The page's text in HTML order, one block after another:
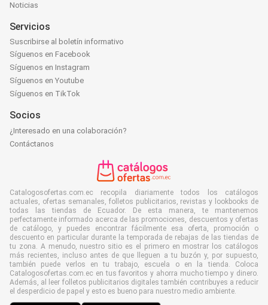
Noticias
Servicios
Suscribirse al boletín informativo
Síguenos en Facebook
Síguenos en Instagram
Síguenos en Youtube
Síguenos en TikTok
Socios
¿Interesado en una colaboración?
Contáctanos
Catalogosofertas.com.ec recopila diariamente todos los catálogos
actuales, ofertas semanales, folletos publicitarios, revistas y lookbooks de
todas las tiendas de Ecuador. De esta manera, te mantenemos
perfectamente informado acerca de las promociones, descuentos y ofertas
de catálogo, y puedes encontrar fácilmente esa oferta, promoción o
descuento en particular durante la temporada de rebajas de las tiendas de
tu zona. A menudo, nuestro sitio es el primero en mostrar los catálogos
más recientes, incluso antes de que lleguen a tu buzón y, por supuesto,
también puede verlos en tu trabajo, escuela o en la tienda. Coloca
Catalogosofertas.com.ec en tus favoritos y ahorra mucho tiempo y dinero.
Además, al leer folletos publicitarios digitales también contribuyes a reducir
el desperdicio de papel y esto es bueno para nuestro medio ambiente.